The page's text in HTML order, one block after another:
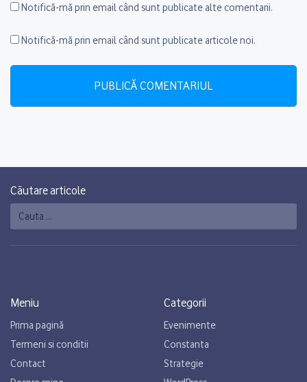
Notifică-mă prin email când sunt publicate alte comentarii.
Notifică-mă prin email când sunt publicate articole noi.
Căutare articole
Caută
Meniu
Prima pagină
Termeni si conditii
Contact
Categorii
Evenimente
Constanta
Strategie